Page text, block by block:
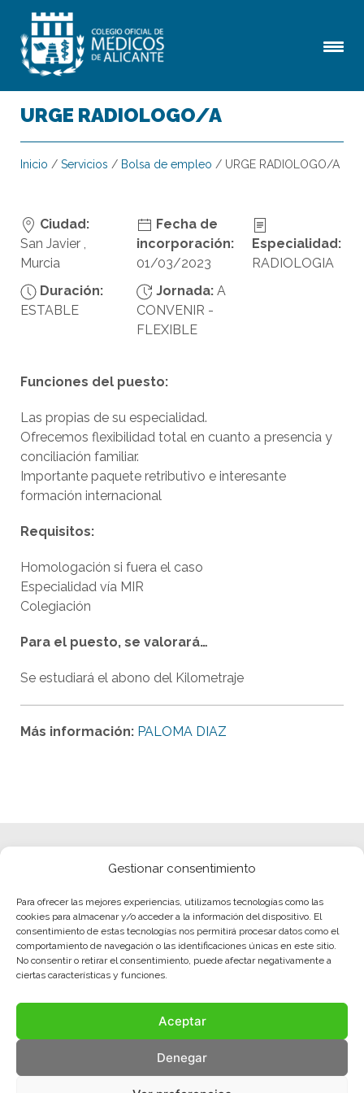
Gestionar consentimiento
Para ofrecer las mejores experiencias, utilizamos tecnologías como las
cookies para almacenar y/o acceder a la información del dispositivo. El
consentimiento de estas tecnologías nos permitirá procesar datos como el
comportamiento de navegación o las identificaciones únicas en este sitio.
No consentir o retirar el consentimiento, puede afectar negativamente a
ciertas características y funciones.
Aceptar
Denegar
URGE RADIOLOGO/A
Inicio / Servicios / Bolsa de empleo / URGE RADIOLOGO/A
Ciudad:
San Javier ,
Murcia
Fecha de
incorporación:
01/03/2023
Especialidad:
RADIOLOGIA
Duración:
ESTABLE
Jornada: A
CONVENIR -
FLEXIBLE
Funciones del puesto:
Las propias de su especialidad.
Ofrecemos flexibilidad total en cuanto a presencia y
conciliación familiar.
Importante paquete retributivo e interesante
formación internacional
Requisitos:
Homologación si fuera el caso
Especialidad vía MIR
Colegiación
Para el puesto, se valorará…
Se estudiará el abono del Kilometraje
Más información: PALOMA DIAZ